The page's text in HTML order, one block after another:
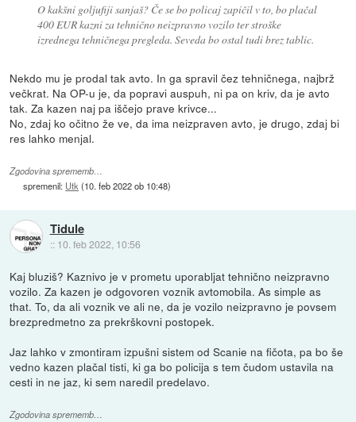
O kakšni goljufiji sanjaš? Če se bo policaj zapičil v to, bo plačal
400 EUR kazni za tehnično neizpravno vozilo ter stroške
izrednega tehničnega pregleda. Seveda bo ostal tudi brez tablic.
Nekdo mu je prodal tak avto. In ga spravil čez tehničnega, najbrž
večkrat. Na OP-u je, da popravi auspuh, ni pa on kriv, da je avto
tak. Za kazen naj pa iščejo prave krivce...
No, zdaj ko očitno že ve, da ima neizpraven avto, je drugo, zdaj bi
res lahko menjal.
Zgodovina sprememb…
spremenil: Utk (10. feb 2022 ob 10:48)
Tidule
:: 10. feb 2022, 10:56
Kaj bluziš? Kaznivo je v prometu uporabljat tehnično neizpravno
vozilo. Za kazen je odgovoren voznik avtomobila. As simple as
that. To, da ali voznik ve ali ne, da je vozilo neizpravno je povsem
brezpredmetno za prekrškovni postopek.
Jaz lahko v zmontiram izpušni sistem od Scanie na fičota, pa bo še
vedno kazen plačal tisti, ki ga bo policija s tem čudom ustavila na
cesti in ne jaz, ki sem naredil predelavo.
Zgodovina sprememb…